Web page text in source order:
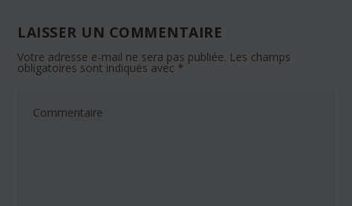
LAISSER UN COMMENTAIRE
Votre adresse e-mail ne sera pas publiée. Les champs
obligatoires sont indiqués avec *